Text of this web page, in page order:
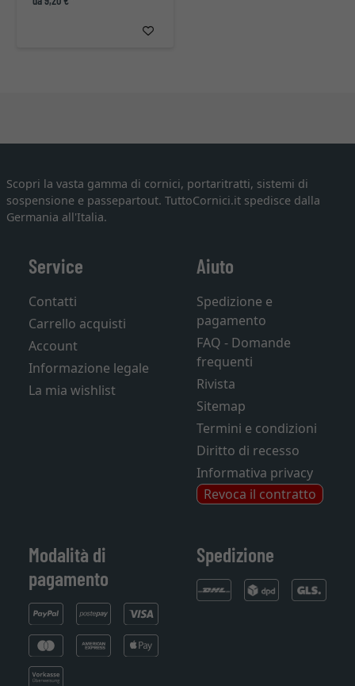
Scopri la vasta gamma di cornici, portaritratti, sistemi di
sospensione e passepartout. TuttoCornici.it spedisce dalla
Germania all'Italia.
Service
Contatti
Carrello acquisti
Account
Informazione legale
La mia wishlist
Aiuto
Spedizione e
pagamento
FAQ - Domande
frequenti
Rivista
Sitemap
Termini e condizioni
Diritto di recesso
Informativa privacy
Revoca il contratto
Modalità di
pagamento
Spedizione